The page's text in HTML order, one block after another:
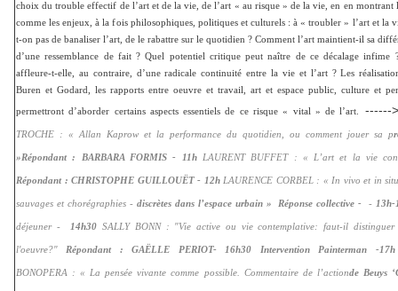
choix du trouble effectif de l’art et de la vie, de l’art « au risque » de la vie, en en montrant
comme les enjeux, à la fois philosophiques, politiques et culturels : à « troubler » l’art et la
t-on pas de banaliser l’art, de le rabattre sur le quotidien ? Comment l’art maintient-il sa
d’une ressemblance de fait ? Quel potentiel critique peut naître de ce décalage infime
affleure-t-elle, au contraire, d’une radicale continuité entre la vie et l’art ? Les
Buren et Godard, les rapports entre oeuvre et travail, art et espace public, culture et
permettront d’aborder certains aspects essentiels de ce risque « vital » de l’art. ------>
TROCHE : « Allan Kaprow et la performance du quotidien, ou comment jouer sa p
»Répondant : BARBARA FORMIS - 11h LAURENT BUFFET : « L’art et la vie
Répondant : CHRISTOPHE GUILLOUËT - 12h LAURENCE CORBEL : « In vivo et in situ
sauvages et chorégraphies - discrètes dans l’espace urbain » Réponse collective - - 13h-
déjeuner - 14h30 SALLY BONN : "Vie active ou vie contemplative: faut-il
l'oeuvre?" Répondant : GAËLLE PERIOT- 16h30 Intervention Painterman -17h
BONOPERA : « La pensée vivante comme possible. Commentaire de l’actionde Beuys